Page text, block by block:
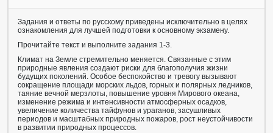
Задания и ответы по русскому приведены исключительно в целях
ознакомления для лучшей подготовки к основному экзамену.
Прочитайте текст и выполните задания 1-3.
Климат на Земле стремительно меняется. Связанные с этим
природные явления создают риски для благополучия жизни
будущих поколений. Особое беспокойство и тревогу вызывают
сокращение площади морских льдов, горных и полярных ледников,
таяние вечной мерзлоты, повышение уровня Мирового океана,
изменение режима и интенсивности атмосферных осадков,
увеличение количества тайфунов и ураганов, засушливых
периодов и масштабных природных пожаров, рост неустойчивости
в развитии природных процессов.